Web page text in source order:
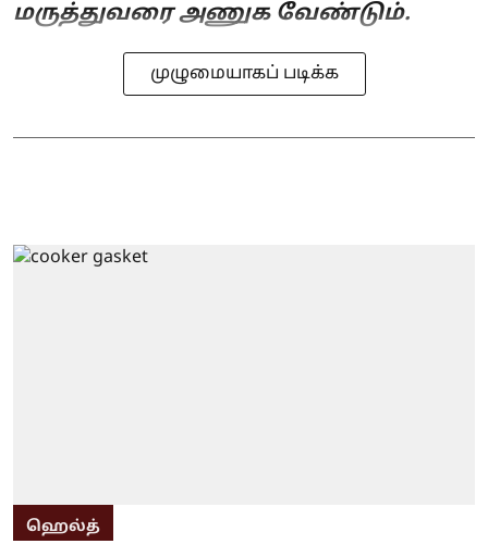
மருத்துவரை அணுக வேண்டும்.
முழுமையாகப் படிக்க
ஹெல்த்